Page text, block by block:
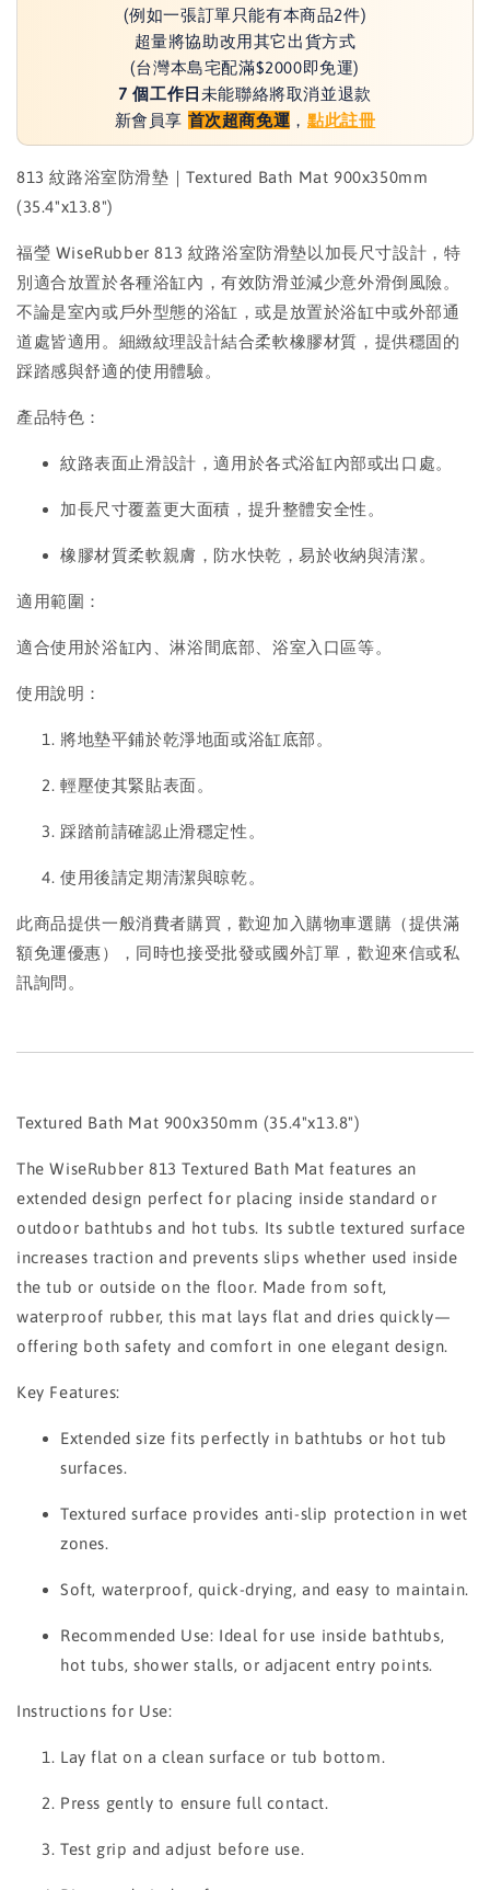
(例如一張訂單只能有本商品2件)
超量將協助改用其它出貨方式
(台灣本島宅配滿$2000即免運)
7 個工作日 未能聯絡將取消並退款
新會員享 首次超商免運 ， 點此註冊
813 紋路浴室防滑墊｜Textured Bath Mat 900x350mm
(35.4"x13.8")
福瑩 WiseRubber 813 紋路浴室防滑墊以加長尺寸設計，特
別適合放置於各種浴缸內，有效防滑並減少意外滑倒風險。
不論是室內或戶外型態的浴缸，或是放置於浴缸中或外部通
道處皆適用。細緻紋理設計結合柔軟橡膠材質，提供穩固的
踩踏感與舒適的使用體驗。
產品特色：
紋路表面止滑設計，適用於各式浴缸內部或出口處。
加長尺寸覆蓋更大面積，提升整體安全性。
橡膠材質柔軟親膚，防水快乾，易於收納與清潔。
適用範圍：
適合使用於浴缸內、淋浴間底部、浴室入口區等。
使用說明：
將地墊平鋪於乾淨地面或浴缸底部。
輕壓使其緊貼表面。
踩踏前請確認止滑穩定性。
使用後請定期清潔與晾乾。
此商品提供一般消費者購買，歡迎加入購物車選購（提供滿
額免運優惠），同時也接受批發或國外訂單，歡迎來信或私
訊詢問。
Textured Bath Mat 900x350mm (35.4"x13.8")
The WiseRubber 813 Textured Bath Mat features an
extended design perfect for placing inside standard or
outdoor bathtubs and hot tubs. Its subtle textured surface
increases traction and prevents slips whether used inside
the tub or outside on the floor. Made from soft,
waterproof rubber, this mat lays flat and dries quickly—
offering both safety and comfort in one elegant design.
Key Features:
Extended size fits perfectly in bathtubs or hot tub
surfaces.
Textured surface provides anti-slip protection in wet
zones.
Soft, waterproof, quick-drying, and easy to maintain.
Recommended Use: Ideal for use inside bathtubs,
hot tubs, shower stalls, or adjacent entry points.
Instructions for Use:
Lay flat on a clean surface or tub bottom.
Press gently to ensure full contact.
Test grip and adjust before use.